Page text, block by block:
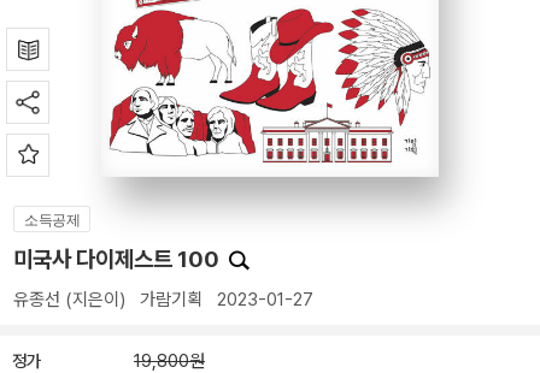
소득공제
미국사 다이제스트 100
유종선 (지은이) 가람기획 2023-01-27
정가 19,800원